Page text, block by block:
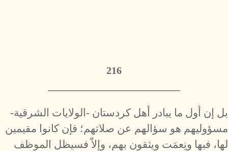
216
بل إن أول ما يبادر أهل كردستان -الولايات الشرقية-
مسؤوليهم هو سؤالهم عن صلاتهم؛ فإن كانوا مقيمين
لها، فبها ونِعمَت ويثقون بهم، وإلاّ فسيظل الموظف